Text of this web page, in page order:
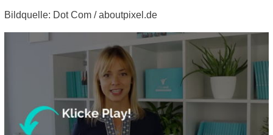
Bildquelle: Dot Com / aboutpixel.de